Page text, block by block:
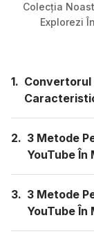
Colecția
Explorezi
1. Convertorul
2. 3 Metode
YouTube În
3. 3 Metode
YouTube În